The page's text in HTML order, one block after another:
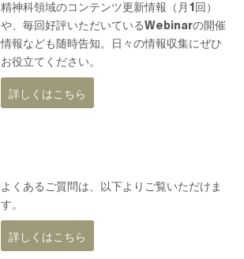
精神科領域のコンテンツ更新情報（月1回）
や、毎回好評いただいているWebinarの開催
情報なども随時告知。日々の情報収集にぜひ
お役立てください。
詳しくはこちら
よくあるご質問は、以下よりご覧いただけま
す。
詳しくはこちら